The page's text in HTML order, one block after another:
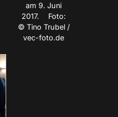
am 9. Juni
2017. Foto:
© Tino Trubel /
vec-foto.de